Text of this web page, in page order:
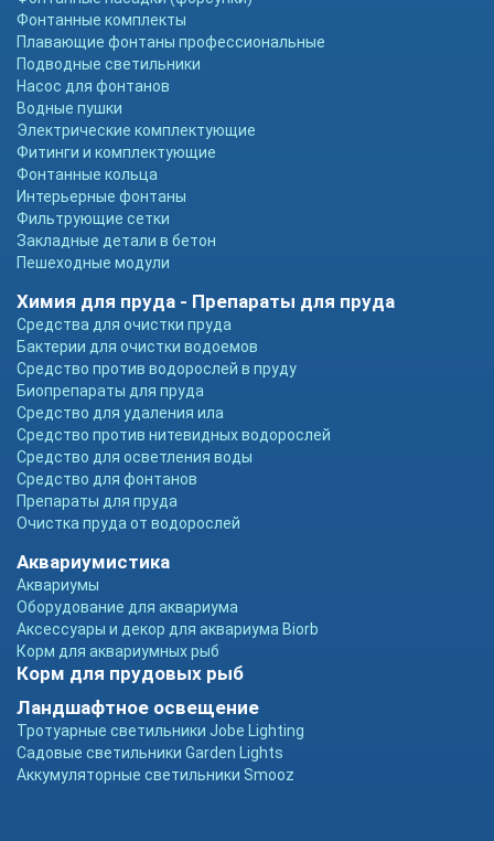
Фонтанные комплекты
Плавающие фонтаны профессиональные
Подводные светильники
Насос для фонтанов
Водные пушки
Электрические комплектующие
Фитинги и комплектующие
Фонтанные кольца
Интерьерные фонтаны
Фильтрующие сетки
Закладные детали в бетон
Пешеходные модули
Химия для пруда - Препараты для пруда
Средства для очистки пруда
Бактерии для очистки водоемов
Средство против водорослей в пруду
Биопрепараты для пруда
Средство для удаления ила
Средство против нитевидных водорослей
Средство для осветления воды
Средство для фонтанов
Препараты для пруда
Очистка пруда от водорослей
Аквариумистика
Аквариумы
Оборудование для аквариума
Аксессуары и декор для аквариума Biorb
Корм для аквариумных рыб
Корм для прудовых рыб
Ландшафтное освещение
Тротуарные светильники Jobe Lighting
Садовые светильники Garden Lights
Аккумуляторные светильники Smooz